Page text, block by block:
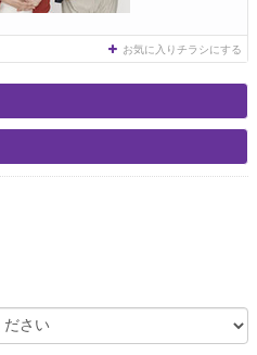
お気に入りチラシにする